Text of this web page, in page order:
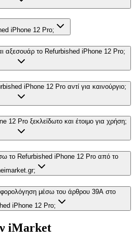
iPhone 12 Pro;
αξεσουάρ το Refurbished iPhone 12 Pro;
iPhone 12 Pro αντί για καινούργιο;
12 Pro ξεκλείδωτο και έτοιμο για χρήση;
το Refurbished iPhone 12 Pro από το
μέσω του άρθρου 39Α στο
iPhone 12 Pro;
iMarket